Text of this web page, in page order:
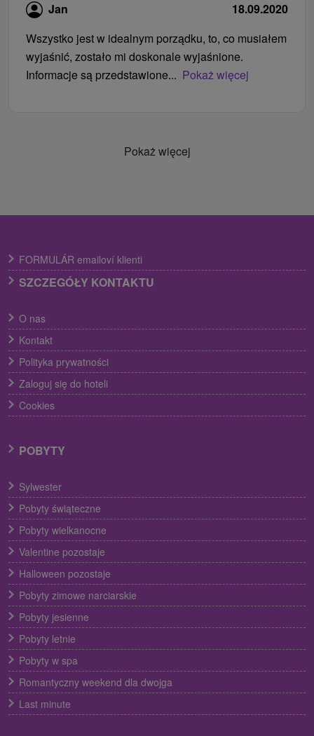
Jan
18.09.2020
Wszystko jest w idealnym porządku, to, co musiałem
wyjaśnić, zostało mi doskonale wyjaśnione.
Informacje są przedstawione... Pokaż więcej
Pokaż więcej
FORMULÁR emailoví klienti
SZCZEGÓŁY KONTAKTU
O nas
Kontakt
Polityka prywatności
Zaloguj się do hoteli
Cookies
POBYTY
Sylwester
Pobyty świąteczne
Pobyty wielkanocne
Valentine pozostaje
Halloween pozostaje
Pobyty zimowe narciarskie
Pobyty jesienne
Pobyty letnie
Pobyty w spa
Romantyczny weekend dla dwojga
Last minute